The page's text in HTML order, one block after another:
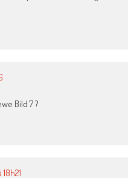
Bild 7 ?